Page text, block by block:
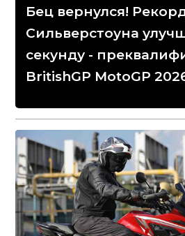
Бец вернулся!
Сильверстоуна
секунду -
BritishGP MotoGP